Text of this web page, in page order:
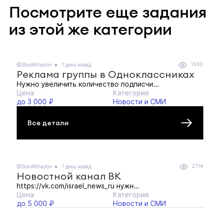
Посмотрите еще задания
из этой же категории
@StasMihajlov 1 день назад 1590
Реклама группы в Одноклассниках
Нужно увеличить количество подписчи...
Цена
до 3 000 ₽
Категория
Новости и СМИ
Все детали
@StasMihajlov 1 день назад 2114
Новостной канал ВК
https://vk.com/israel_news_ru нужн...
Цена
до 5 000 ₽
Категория
Новости и СМИ